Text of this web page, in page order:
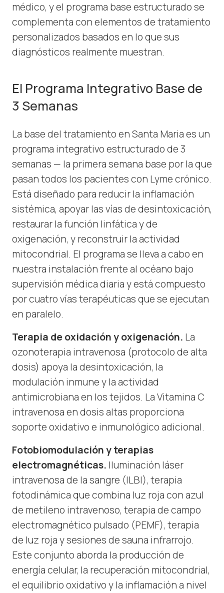
médico, y el programa base estructurado se
complementa con elementos de tratamiento
personalizados basados en lo que sus
diagnósticos realmente muestran.
El Programa Integrativo Base de
3 Semanas
La base del tratamiento en Santa Maria es un
programa integrativo estructurado de 3
semanas — la primera semana base por la que
pasan todos los pacientes con Lyme crónico.
Está diseñado para reducir la inflamación
sistémica, apoyar las vías de desintoxicación,
restaurar la función linfática y de
oxigenación, y reconstruir la actividad
mitocondrial. El programa se lleva a cabo en
nuestra instalación frente al océano bajo
supervisión médica diaria y está compuesto
por cuatro vías terapéuticas que se ejecutan
en paralelo.
Terapia de oxidación y oxigenación. La
ozonoterapia intravenosa (protocolo de alta
dosis) apoya la desintoxicación, la
modulación inmune y la actividad
antimicrobiana en los tejidos. La Vitamina C
intravenosa en dosis altas proporciona
soporte oxidativo e inmunológico adicional.
Fotobiomodulación y terapias
electromagnéticas. Iluminación láser
intravenosa de la sangre (ILBI), terapia
fotodinámica que combina luz roja con azul
de metileno intravenoso, terapia de campo
electromagnético pulsado (PEMF), terapia
de luz roja y sesiones de sauna infrarrojo.
Este conjunto aborda la producción de
energía celular, la recuperación mitocondrial,
el equilibrio oxidativo y la inflamación a nivel